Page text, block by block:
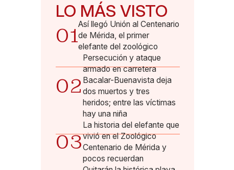
LO MÁS VISTO
01Así llegó Unión al Centenario
de Mérida, el primer
elefante del zoológico
02
Persecución y ataque
armado en carretera
Bacalar-Buenavista deja
dos muertos y tres
heridos; entre las víctimas
hay una niña
03
La historia del elefante que
vivió en el Zoológico
Centenario de Mérida y
pocos recuerdan